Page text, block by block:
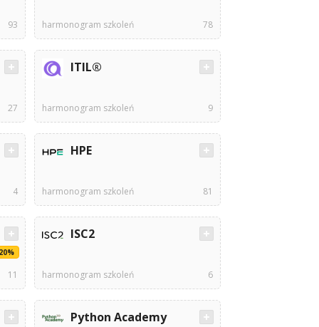
93 harmonogram szkoleń 78
27
ITIL®
harmonogram szkoleń 9
4
HPE
harmonogram szkoleń 81
11
ISC2
harmonogram szkoleń 6
Python Academy